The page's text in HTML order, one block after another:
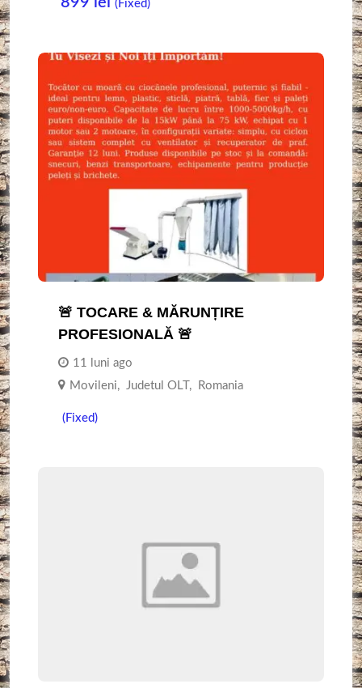
(Fixed)
🚨 TOCARE & MĂRUNȚIRE
PROFESIONALĂ 🚨
11 luni ago
Movileni, Judetul OLT , Romania
(Fixed)